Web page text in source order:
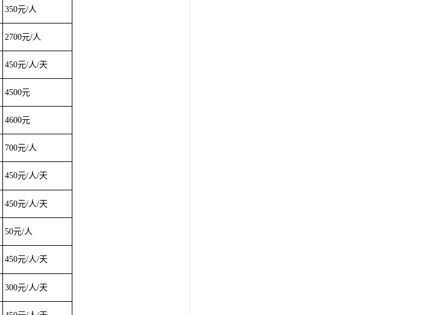
350元/人
2700元/人
450元/人/天
4500元
4600元
700元/人
450元/人/天
450元/人/天
50元/人
450元/人/天
300元/人/天